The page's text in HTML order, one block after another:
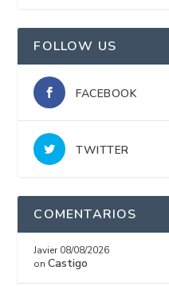
FOLLOW US
FACEBOOK
TWITTER
COMENTARIOS
Javier 08/08/2026
onCastigo